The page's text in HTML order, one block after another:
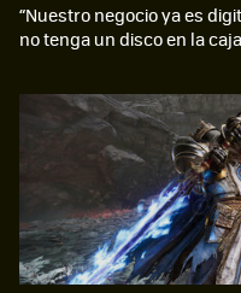
“Nuestro negocio ya es
no tenga un disco en la caja